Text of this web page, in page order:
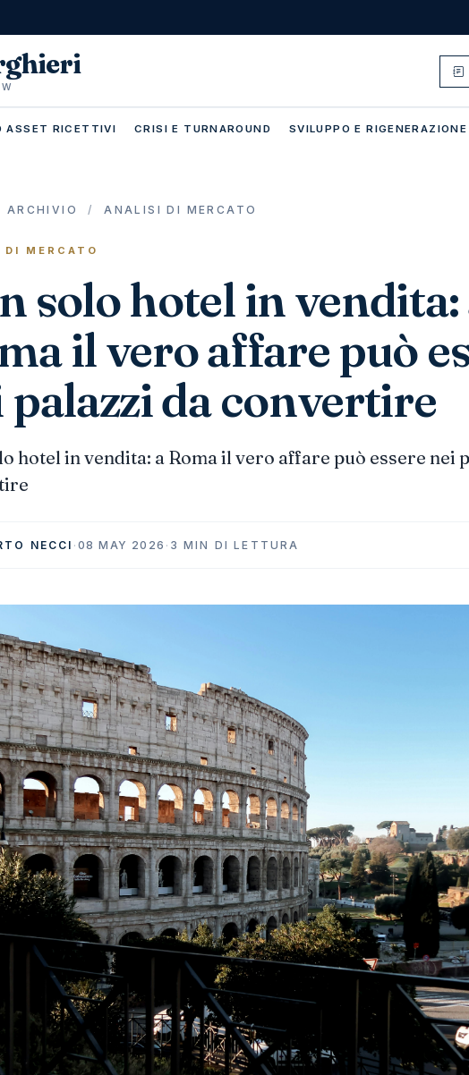
ASSET RICETTIVI CRISI E TURNAROUND SVILUPPO E RIGENERAZIONE
ARCHIVIO / ANALISI DI MERCATO
MERCATO
solo hotel in vendita:
il vero affare può
palazzi da convertire
hotel in vendita: a Roma il vero affare può essere nei
NECCI · 08 MAY 2026 · 3 MIN DI LETTURA